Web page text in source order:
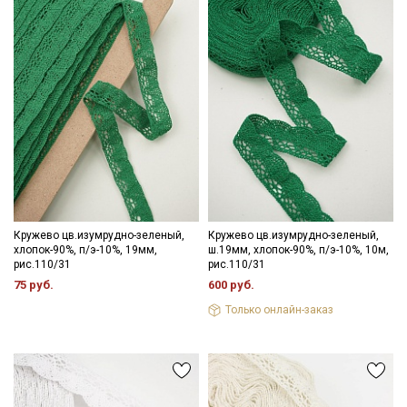
Кружево цв.изумрудно-зеленый,
хлопок-90%, п/э-10%, 19мм,
рис.110/31
75 руб.
Кружево цв.изумрудно-зеленый,
ш.19мм, хлопок-90%, п/э-10%, 10м,
рис.110/31
600 руб.
Только онлайн-заказ